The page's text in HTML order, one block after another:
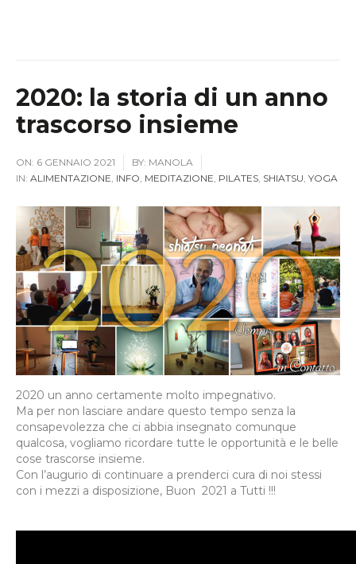
2020: la storia di un anno
trascorso insieme
ON: 6 GENNAIO 2021 BY: MANOLA
IN: ALIMENTAZIONE INFO MEDITAZIONE PILATES SHIATSU YOGA
2020 un anno certamente molto impegnativo.
Ma per non lasciare andare questo tempo senza la
consapevolezza che ci abbia insegnato comunque
qualcosa, vogliamo ricordare tutte le opportunità e le belle
cose trascorse insieme.
Con l’augurio di continuare a prenderci cura di noi stessi
con i mezzi a disposizione, Buon 2021 a Tutti !!!